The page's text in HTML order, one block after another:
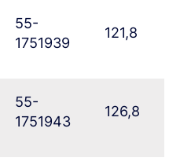
55-
1751939
121,8
55-
1751943
126,8